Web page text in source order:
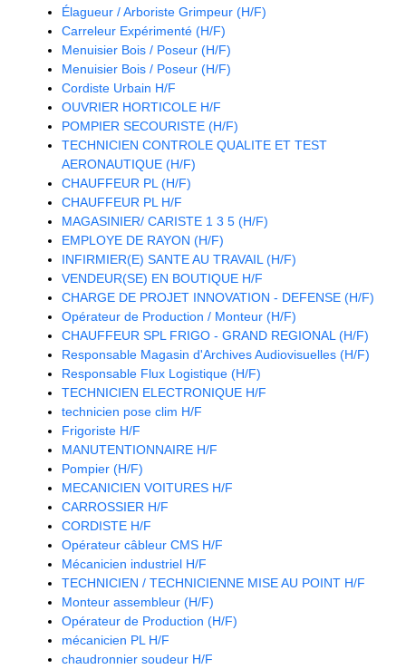
Élagueur / Arboriste Grimpeur (H/F)
Carreleur Expérimenté (H/F)
Menuisier Bois / Poseur (H/F)
Menuisier Bois / Poseur (H/F)
Cordiste Urbain H/F
OUVRIER HORTICOLE H/F
POMPIER SECOURISTE (H/F)
TECHNICIEN CONTROLE QUALITE ET TEST
AERONAUTIQUE (H/F)
CHAUFFEUR PL (H/F)
CHAUFFEUR PL H/F
MAGASINIER/ CARISTE 1 3 5 (H/F)
EMPLOYE DE RAYON (H/F)
INFIRMIER(E) SANTE AU TRAVAIL (H/F)
VENDEUR(SE) EN BOUTIQUE H/F
CHARGE DE PROJET INNOVATION - DEFENSE (H/F)
Opérateur de Production / Monteur (H/F)
CHAUFFEUR SPL FRIGO - GRAND REGIONAL (H/F)
Responsable Magasin d'Archives Audiovisuelles (H/F)
Responsable Flux Logistique (H/F)
TECHNICIEN ELECTRONIQUE H/F
technicien pose clim H/F
Frigoriste H/F
MANUTENTIONNAIRE H/F
Pompier (H/F)
MECANICIEN VOITURES H/F
CARROSSIER H/F
CORDISTE H/F
Opérateur câbleur CMS H/F
Mécanicien industriel H/F
TECHNICIEN / TECHNICIENNE MISE AU POINT H/F
Monteur assembleur (H/F)
Opérateur de Production (H/F)
mécanicien PL H/F
chaudronnier soudeur H/F